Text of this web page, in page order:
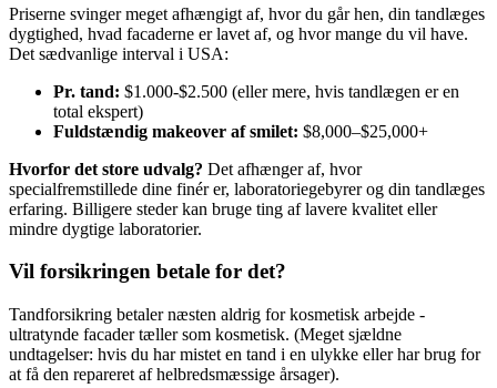
Priserne svinger meget afhængigt af, hvor du går hen, din tandlæges
dygtighed, hvad facaderne er lavet af, og hvor mange du vil have.
Det sædvanlige interval i USA:
Pr. tand: $1.000-$2.500 (eller mere, hvis tandlægen er en
total ekspert)
Fuldstændig makeover af smilet: $8,000–$25,000+
Hvorfor det store udvalg? Det afhænger af, hvor
specialfremstillede dine finér er, laboratoriegebyrer og din tandlæges
erfaring. Billigere steder kan bruge ting af lavere kvalitet eller
mindre dygtige laboratorier.
Vil forsikringen betale for det?
Tandforsikring betaler næsten aldrig for kosmetisk arbejde -
ultratynde facader tæller som kosmetisk. (Meget sjældne
undtagelser: hvis du har mistet en tand i en ulykke eller har brug for
at få den repareret af helbredsmæssige årsager).